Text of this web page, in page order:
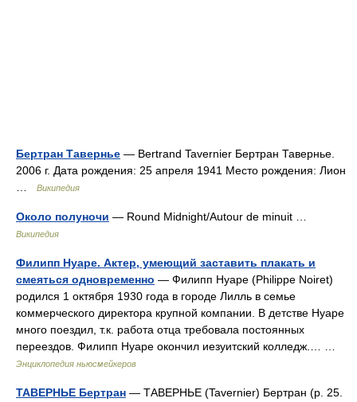
Бертран Тавернье — Bertrand Tavernier Бертран Тавернье.
2006 г. Дата рождения: 25 апреля 1941 Место рождения: Лион
Википедия
Около полуночи — Round Midnight/Autour de minuit …
Википедия
Филипп Нуаре. Актер, умеющий заставить плакать и
смеяться одновременно — Филипп Нуаре (Philippe Noiret)
родился 1 октября 1930 года в городе Лилль в семье
коммерческого директора крупной компании. В детстве Нуаре
много поездил, т.к. работа отца требовала постоянных
переездов. Филипп Нуаре окончил иезуитский колледж.… …
Энциклопедия ньюсмейкеров
ТАВЕРНЬЕ Бертран — ТАВЕРНЬЕ (Tavernier) Бертран (р. 25.